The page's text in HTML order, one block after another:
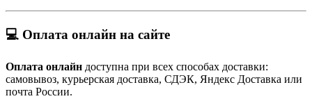
💻 Оплата онлайн на сайте
Оплата онлайн доступна при всех способах доставки:
самовывоз, курьерская доставка, СДЭК, Яндекс Доставка или
почта России.